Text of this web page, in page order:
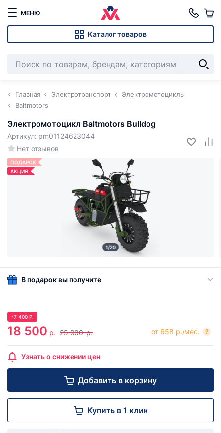
МЕНЮ
Каталог товаров
Главная Электротранспорт
Электромотоциклы
Baltmotors
Электромотоцикл Baltmotors Bulldog
Нет отзывов
Артикул: pm01124623044
ПОДАРОК
АКЦИЯ
1/20
В подарок вы получите
-7 400 Р.
18 500 р. 25 900 р. от 658 р./мес. ?
Узнать о снижении цен
Добавить в корзину
Купить в 1 клик